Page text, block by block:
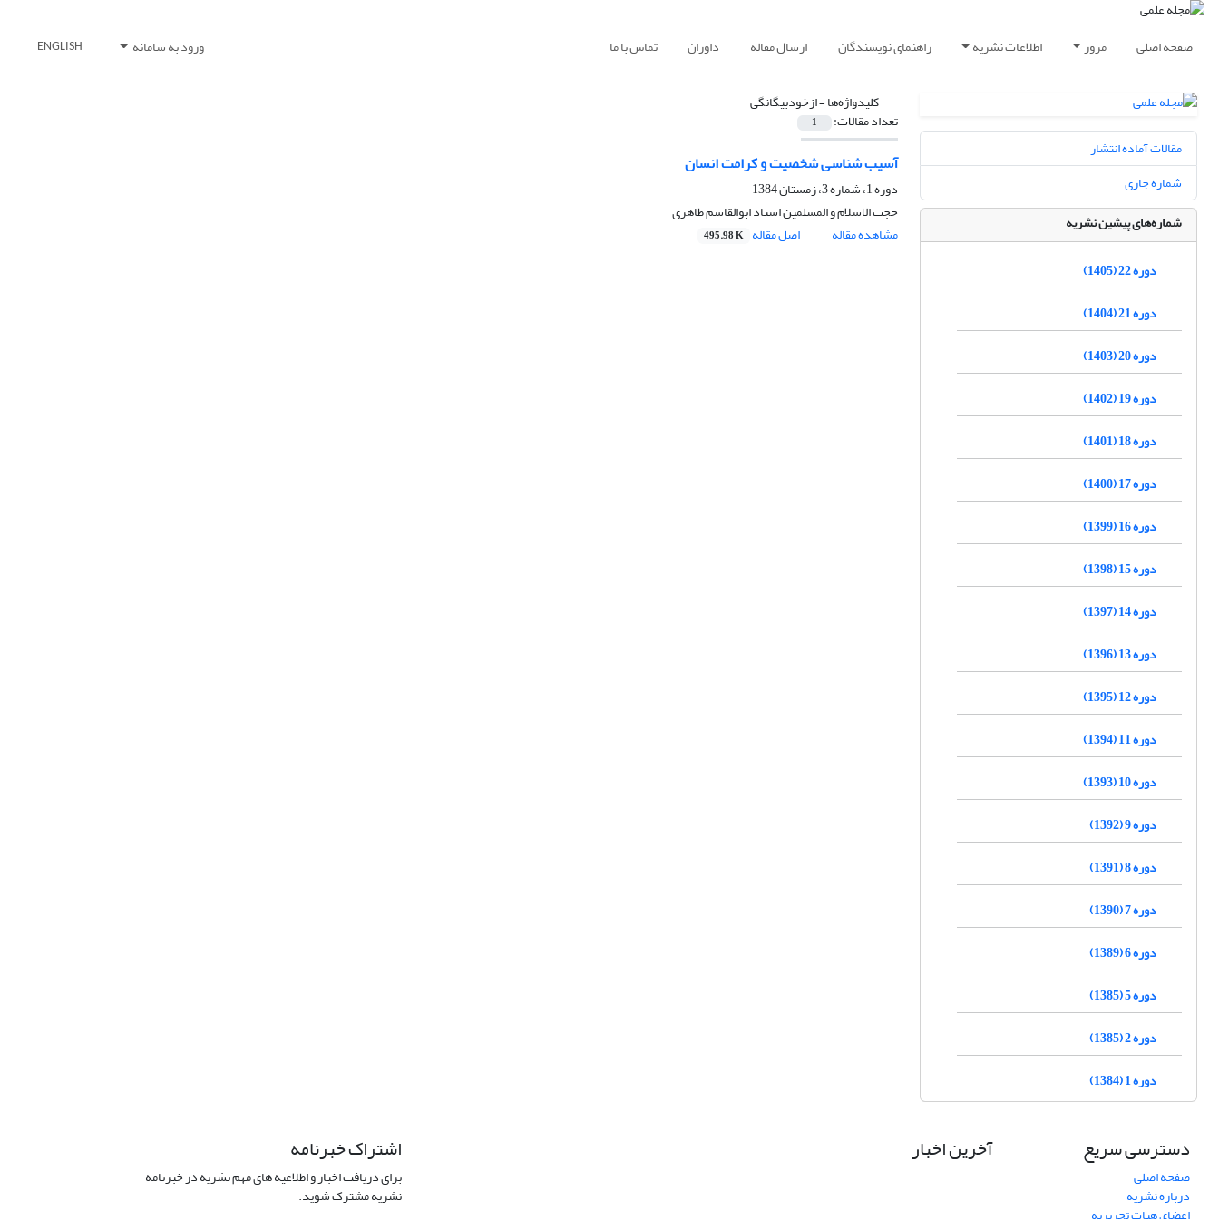
صفحه اصلی مرور اطلاعات نشریه راهنمای نویسندگان ارسال مقاله داوران تماس با ما ورود به سامانه ENGLISH
کلیدواژه‌ها =ازخودبیگانگی
تعداد مقالات: 1
آسیب شناسی شخصیت و کرامت انسان
دوره 1، شماره 3، زمستان 1384
حجت الاسلام و المسلمین استاد ابوالقاسم طاهری
مشاهده مقاله
اصل مقاله 495.98 K
مقالات آماده انتشار
شماره جاری
شماره‌های پیشین نشریه
دوره 22 (1405)
دوره 21 (1404)
دوره 20 (1403)
دوره 19 (1402)
دوره 18 (1401)
دوره 17 (1400)
دوره 16 (1399)
دوره 15 (1398)
دوره 14 (1397)
دوره 13 (1396)
دوره 12 (1395)
دوره 11 (1394)
دوره 10 (1393)
دوره 9 (1392)
دوره 8 (1391)
دوره 7 (1390)
دوره 6 (1389)
دوره 5 (1385)
دوره 2 (1385)
دوره 1 (1384)
دسترسی سریع
صفحه اصلی
درباره نشریه
آخرین اخبار اشتراک خبرنامه
برای دریافت اخبار و اطلاعیه های مهم نشریه در خبرنامه
نشریه مشترک شوید.